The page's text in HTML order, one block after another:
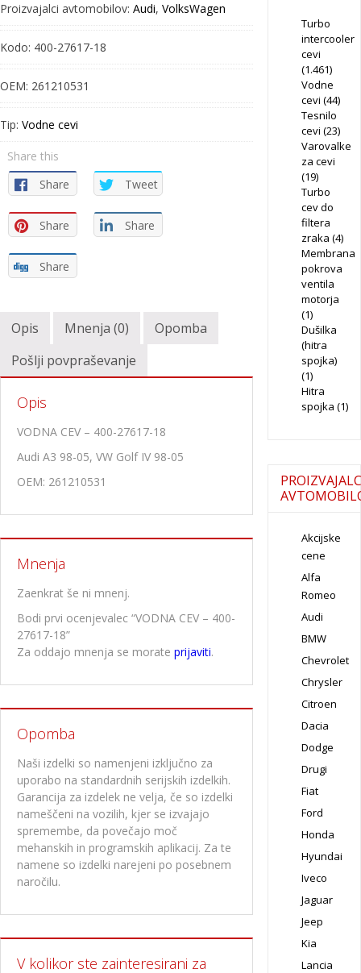
400-
18
Proizvajalci avtomobilov: Audi, VolksWagen
Kodo: 400-27617-18
OEM: 261210531
Tip: Vodne cevi
Share this
Share
Tweet
Share Share
Share
Opis Mnenja (0)
Opomba
Pošlji povpraševanje
Opis
VODNA CEV – 400-27617-18
Audi A3 98-05, VW Golf IV 98-05
OEM: 261210531
Mnenja
Zaenkrat še ni mnenj.
Bodi prvi ocenjevalec “VODNA CEV – 400-
27617-18”
Za oddajo mnenja se morate prijaviti.
Opomba
Naši izdelki so namenjeni izključno za
uporabo na standardnih serijskih izdelkih.
Garancija za izdelek ne velja, če so izdelki
nameščeni na vozilih, kjer se izvajajo
spremembe, da povečajo moč
mehanskih in programskih aplikacij. Za te
namene so izdelki narejeni po posebnem
naročilu.
V kolikor ste zainteresirani za
Turbo
intercooler
cevi
(1.461)
Vodne
cevi (44)
Tesnilo
cevi (23)
Varovalke
za cevi
(19)
Turbo
cev do
filtera
zraka (4)
Membrana
pokrova
ventila
motorja
(1)
Dušilka
(hitra
spojka)
(1)
Hitra
spojka (1)
Akcijske
cene
Alfa
Romeo
Audi
BMW
Chevrolet
Chrysler
Citroen
Dacia
Dodge
Drugi
Fiat
Ford
Honda
Hyundai
Iveco
Jaguar
Jeep
Kia
Lancia